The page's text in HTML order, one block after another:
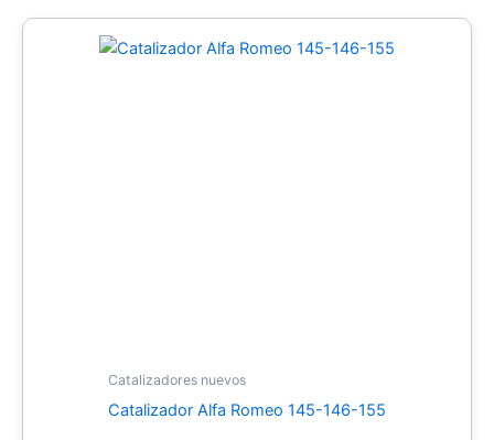
Catalizadores nuevos
Catalizador Alfa Romeo 145-146-155